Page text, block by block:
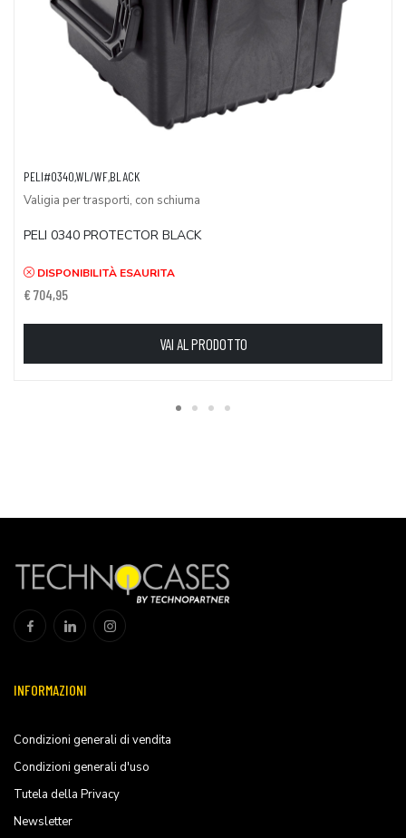
PELI#0340,WL/WF,BLACK
Valigia per trasporti, con schiuma
PELI 0340 PROTECTOR BLACK
DISPONIBILITÀ ESAURITA
€ 704,95
VAI AL PRODOTTO
INFORMAZIONI
Condizioni generali di vendita
Condizioni generali d'uso
Tutela della Privacy
Newsletter